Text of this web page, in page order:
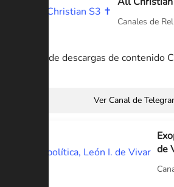
Canales de
Canal de descargas de contenido
Ver Canal de
de